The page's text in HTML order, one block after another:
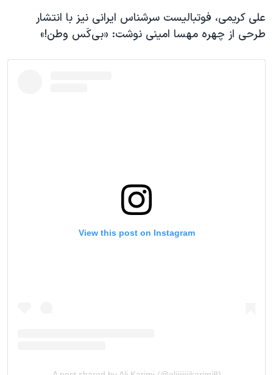
علی کریمی، فوتبالیست سرشناس ایرانی نیز با انتشار
طرحی از چهره مهسا امینی نوشت: «بى‌كَس وطن!»